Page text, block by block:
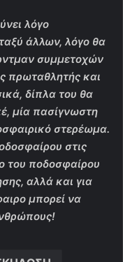
λόγο
άλλων, λόγο θα
συμμετοχών
πρωταθλητής και
δίπλα του θα
μία πασίγνωστη
στερέωμα.
στις
του ποδοσφαίρου
αλλά και για
μπορεί να